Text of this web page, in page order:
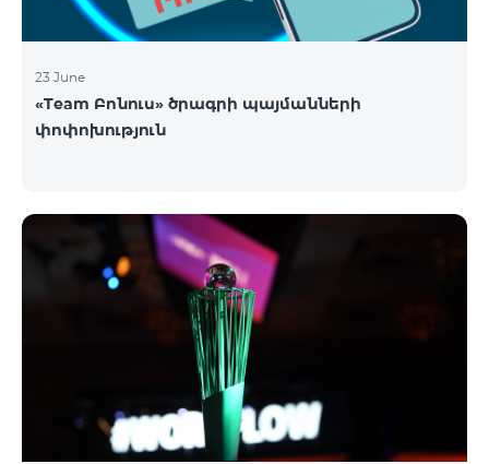
23 June
«Team Բոնուս» ծրագրի պայմանների
փոփոխություն